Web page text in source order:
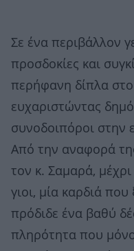
Σε ένα περιβάλλον
προσδοκίες και
περήφανη δίπλα
ευχαριστώντας
συνοδοιπόροι στην
Από την αναφορά
τον κ. Σαμαρά,
γιοι, μία καρδιά που
πρόδιδε ένα βαθύ
πληρότητα που